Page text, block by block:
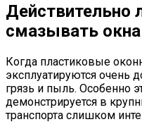
Действительно
смазывать окна
Когда пластиковые
эксплуатируются очень
грязь и пыль. Особенно
демонстрируется в
транспорта слишком